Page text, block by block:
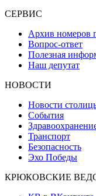
СЕРВИС
Архив номеров
Вопрос-ответ
Полезная
Наш депутат
НОВОСТИ
Новости
События
Транспорт
Безопасность
Эхо Победы
КРЮКОВСКИЕ